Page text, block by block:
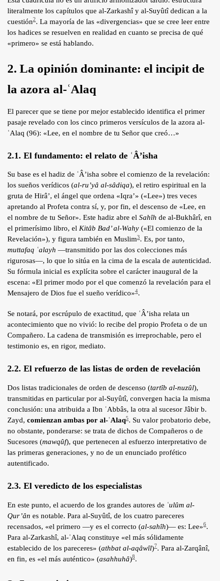
literalmente los capítulos que al-Zarkashî y al-Suyûtî dedican a la
cuestión2. La mayoría de las «divergencias» que se cree leer entre
los hadices se resuelven en realidad en cuanto se precisa de qué
«primero» se está hablando.
2. La opinión dominante: el incipit de
la azora al-ʿAlaq
El parecer que se tiene por mejor establecido identifica el primer
pasaje revelado con los cinco primeros versículos de la azora al-
ʿAlaq (96): «Lee, en el nombre de tu Señor que creó…»
2.1. El fundamento: el relato de ʿÂ’isha
Su base es el hadiz de ʿÂ’isha sobre el comienzo de la revelación:
los sueños verídicos (al-ru’yâ al-sâdiqa), el retiro espiritual en la
gruta de Hirâ’, el ángel que ordena «Iqra’» («Lee») tres veces
apretando al Profeta contra sí, y, por fin, el descenso de «Lee, en
el nombre de tu Señor». Este hadiz abre el Sahîh de al-Bukhârî, en
el primerísimo libro, el Kitâb Bad’ al-Wahy («El comienzo de la
Revelación»), y figura también en Muslim3. Es, por tanto,
muttafaq ʿalayh —transmitido por las dos colecciones más
rigurosas—, lo que lo sitúa en la cima de la escala de autenticidad.
Su fórmula inicial es explícita sobre el carácter inaugural de la
escena: «El primer modo por el que comenzó la revelación para el
Mensajero de Dios fue el sueño verídico»4.
Se notará, por escrúpulo de exactitud, que ʿÂ’isha relata un
acontecimiento que no vivió: lo recibe del propio Profeta o de un
Compañero. La cadena de transmisión es irreprochable, pero el
testimonio es, en rigor, mediato.
2.2. El refuerzo de las listas de orden de revelación
Dos listas tradicionales de orden de descenso (tartîb al-nuzûl),
transmitidas en particular por al-Suyûtî, convergen hacia la misma
conclusión: una atribuida a Ibn ʿAbbâs, la otra al sucesor Jâbir b.
Zayd, comienzan ambas por al-ʿAlaq5. Su valor probatorio debe,
no obstante, ponderarse: se trata de dichos de Compañeros o de
Sucesores (mawqûf), que pertenecen al esfuerzo interpretativo de
las primeras generaciones, y no de un enunciado profético
autentificado.
2.3. El veredicto de los especialistas
En este punto, el acuerdo de los grandes autores de ʿulûm al-
Qur’ân es notable. Para al-Suyûtî, de los cuatro pareceres
recensados, «el primero —y es el correcto (al-sahîh)— es: Lee»6.
Para al-Zarkashî, al-ʿAlaq constituye «el más sólidamente
establecido de los pareceres» (athbat al-aqâwîl)7. Para al-Zarqânî,
en fin, es «el más auténtico» (asahhuhâ)8.